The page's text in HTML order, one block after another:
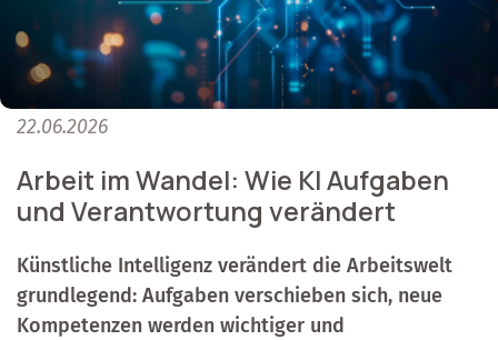
22.06.2026
Arbeit im Wandel: Wie KI Aufgaben
und Verantwortung verändert
Künstliche Intelligenz verändert die Arbeitswelt
grundlegend: Aufgaben verschieben sich, neue
Kompetenzen werden wichtiger und